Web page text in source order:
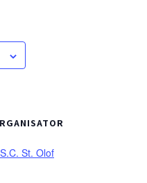
St. Olof